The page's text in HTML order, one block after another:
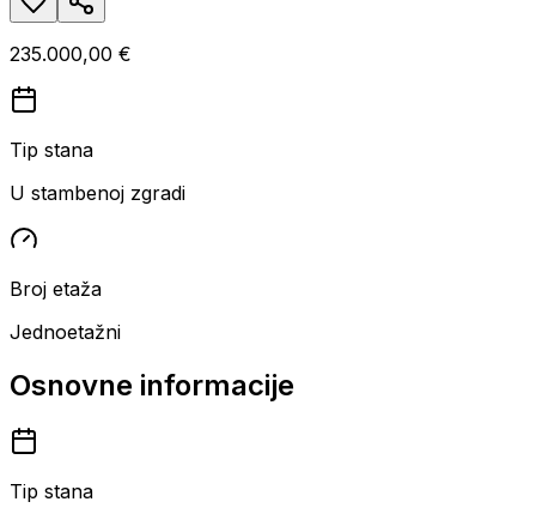
235.000,00 €
Tip stana
U stambenoj zgradi
Broj etaža
Jednoetažni
Osnovne informacije
Tip stana